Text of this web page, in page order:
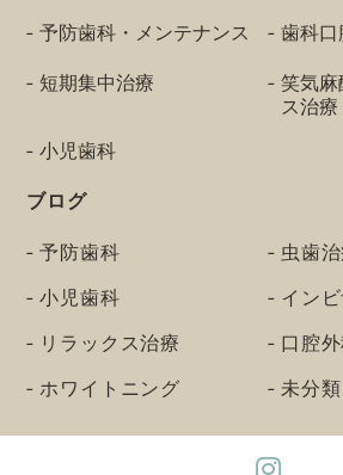
予防歯科・メンテナンス 歯科口
短期集中治療
笑気麻
ス治療
小児歯科
ブログ
予防歯科 虫歯治
小児歯科 イン
リラックス治療 口腔
ホワイトニング 未分類